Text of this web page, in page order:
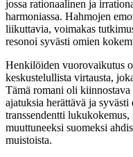
jossa rationaalinen ja
harmoniassa. Hahmojen
liikuttavia, voimakas
resonoi syvästi omien
Henkilöiden vuorovaikutus
keskustelullista virtausta,
Tämä romani oli kiinnostava
ajatuksia herättävä ja
transsendentti
muuttuneeksi suomeksi
muistoista.